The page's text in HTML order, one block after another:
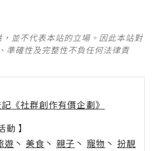
並不代表本站的立場。因此本站對
準確性及完整性不負任何法律責
《社群創作有價企劃》
】
遊 丶 美食 丶 親子 丶 寵物 丶 扮靚